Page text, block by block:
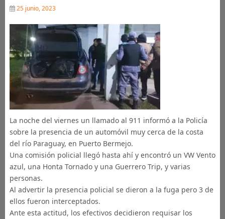
25 junio, 2023
La noche del viernes un llamado al 911 informó a la Policía
sobre la presencia de un automóvil muy cerca de la costa
del río Paraguay, en Puerto Bermejo.
Una comisión policial llegó hasta ahí y encontró un VW Vento
azul, una Honta Tornado y una Guerrero Trip, y varias
personas.
Al advertir la presencia policial se dieron a la fuga pero 3 de
ellos fueron interceptados.
Ante esta actitud, los efectivos decidieron requisar los